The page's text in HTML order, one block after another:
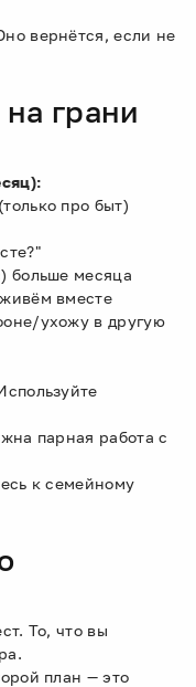
вернётся, если не
грани
про быт)
больше месяца
вместе
ухожу в другую
парная работа с
к семейному
То, что вы
план — это